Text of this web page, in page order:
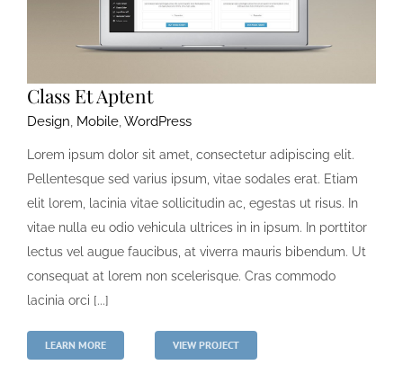
Class Et Aptent
Design, Mobile,WordPress
Lorem ipsum dolor sit amet, consectetur adipiscing elit.
Pellentesque sed varius ipsum, vitae sodales erat. Etiam
elit lorem, lacinia vitae sollicitudin ac, egestas ut risus. In
vitae nulla eu odio vehicula ultrices in in ipsum. In porttitor
lectus vel augue faucibus, at viverra mauris bibendum. Ut
consequat at lorem non scelerisque. Cras commodo
lacinia orci [...]
LEARN MORE VIEW PROJECT